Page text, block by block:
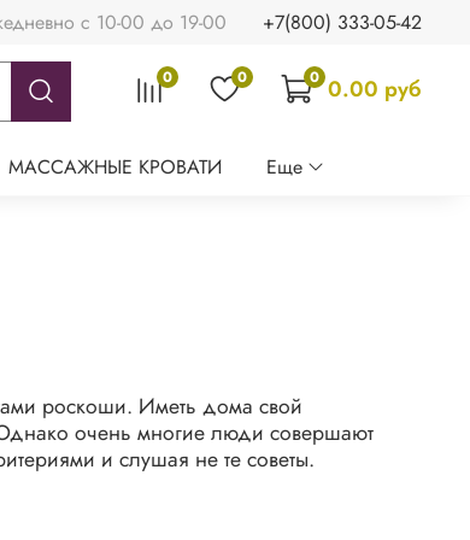
с 10-00 до 19-00 +7(800) 333-05-42
0 0 0 0.00 руб
МАССАЖНЫЕ КРОВАТИ Еще
роскоши. Иметь дома свой
очень многие люди совершают
и слушая не те советы.